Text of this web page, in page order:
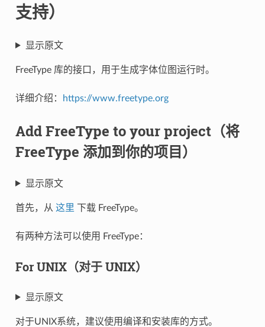
支持）
显示原文
FreeType 库的接口，用于生成字体位图运行时。
详细介绍： https://www.freetype.org
Add FreeType to your project（将
FreeType 添加到你的项目）
显示原文
首先，从 这里 下载 FreeType。
有两种方法可以使用 FreeType：
For UNIX（对于 UNIX）
显示原文
对于UNIX系统，建议使用编译和安装库的方式。